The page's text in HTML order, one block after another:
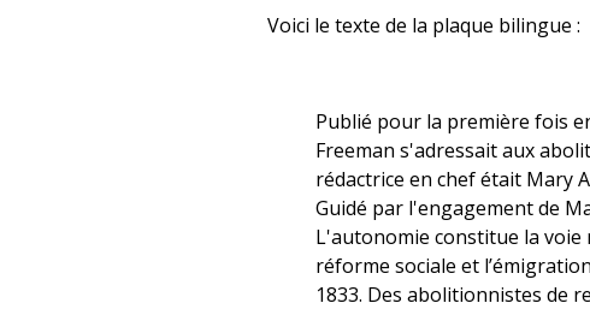
Voici le texte de la plaque bilingue :
Publié pour la première fois
Freeman s'adressait aux
rédactrice en chef était Mary
Guidé par l'engagement de
L'autonomie constitue la voie
réforme sociale et
1833. Des abolitionnistes de